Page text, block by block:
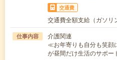
交通費
交通費全額支給（ガソリ
仕事内容
介護関連
≪お年寄りも自分も笑顔
が昼間だけ生活のサポ